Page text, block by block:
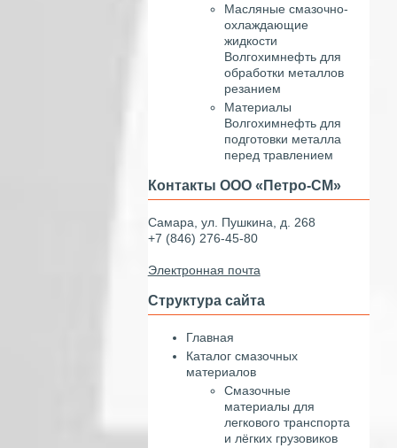
Масляные смазочно-
охлаждающие
жидкости
Волгохимнефть для
обработки металлов
резанием
Материалы
Волгохимнефть для
подготовки металла
перед травлением
Контакты ООО «Петро-СМ»
Самара, ул. Пушкина, д. 268
+7 (846) 276-45-80
Электронная почта
Структура сайта
Главная
Каталог смазочных
материалов
Смазочные
материалы для
легкового транспорта
и лёгких грузовиков